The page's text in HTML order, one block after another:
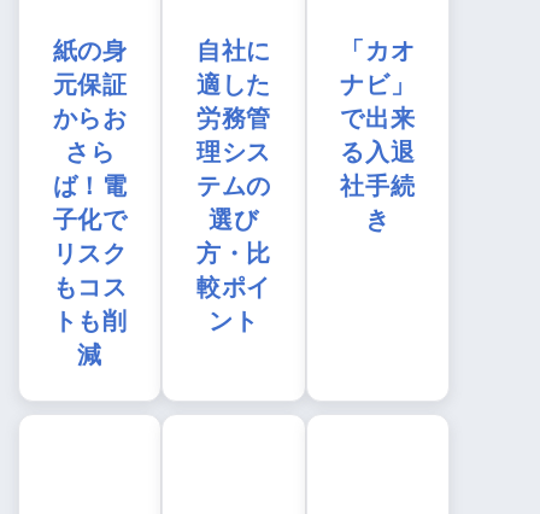
紙の身
元保証
からお
さら
ば！電
子化で
リスク
もコス
トも削
減
自社に
適した
労務管
理シス
テムの
選び
方・比
較ポイ
ント
「カオ
ナビ」
で出来
る入退
社手続
き